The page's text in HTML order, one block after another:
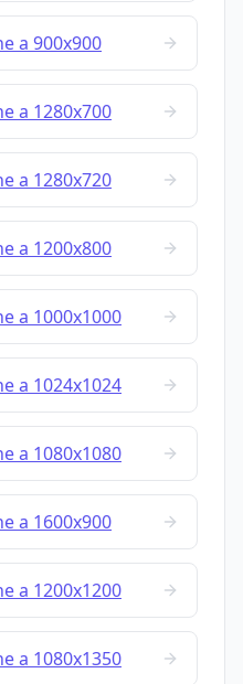
a 900x900
a 1280x700
a 1280x720
a 1200x800
a 1000x1000
a 1024x1024
a 1080x1080
a 1600x900
a 1200x1200
a 1080x1350